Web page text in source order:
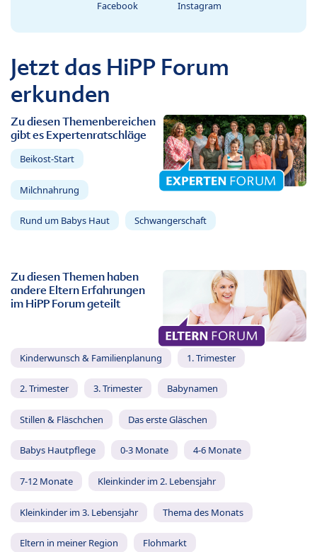
Facebook Instagram
Jetzt das HiPP Forum
erkunden
Zu diesen Themenbereichen
gibt es Expertenratschläge
Beikost-Start
Milchnahrung
Rund um Babys Haut Schwangerschaft
Zu diesen Themen haben
andere Eltern Erfahrungen
im HiPP Forum geteilt
Kinderwunsch & Familienplanung 1. Trimester
2. Trimester 3. Trimester Babynamen
Stillen & Fläschchen Das erste Gläschen
Babys Hautpflege 0-3 Monate 4-6 Monate
7-12 Monate Kleinkinder im 2. Lebensjahr
Kleinkinder im 3. Lebensjahr Thema des Monats
Eltern in meiner Region Flohmarkt